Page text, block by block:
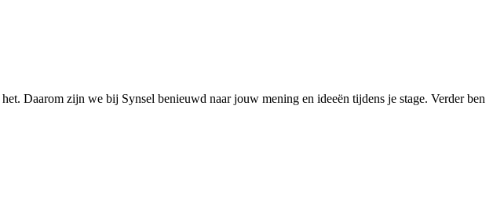
Daarom zijn we bij Synsel benieuwd naar jouw mening en ideeën tijdens je stage. Verder ben